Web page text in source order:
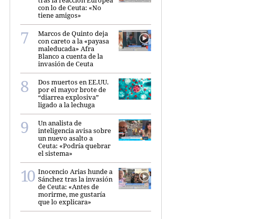
con lo de Ceuta: «No
tiene amigos»
Marcos de Quinto deja
con careto a la «payasa
maleducada» Afra
Blanco a cuenta de la
invasión de Ceuta
Dos muertos en EE.UU.
por el mayor brote de
“diarrea explosiva”
ligado a la lechuga
Un analista de
inteligencia avisa sobre
un nuevo asalto a
Ceuta: «Podría quebrar
el sistema»
Inocencio Arias hunde a
Sánchez tras la invasión
de Ceuta: «Antes de
morirme, me gustaría
que lo explicara»